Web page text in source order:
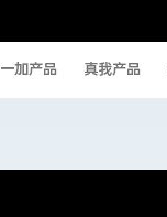
一加产品 真我产品